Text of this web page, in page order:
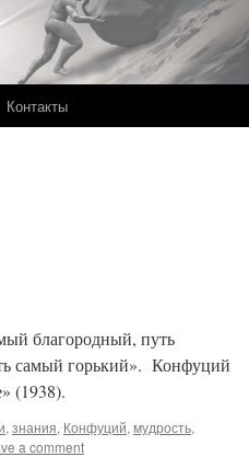
Контакты
благородный, путь
самый горький». Конфуций
(1938).
, знания, Конфуций, мудрость,
a comment